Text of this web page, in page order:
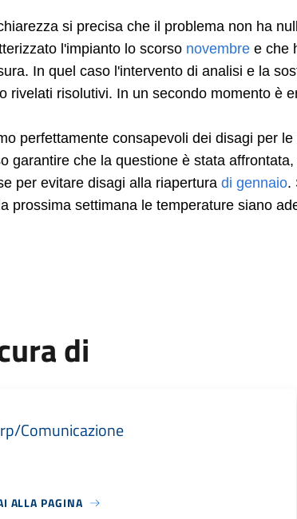
si precisa che il problema non ha
l'impianto lo scorso novembre e che
In quel caso l'intervento di analisi e la
rivelati risolutivi. In un secondo momento è
perfettamente consapevoli dei disagi per
garantire che la questione è stata
per evitare disagi alla riaperturadi gennaio.
prossima settimana le temperature siano
di
Comunicazione
ALLA PAGINA